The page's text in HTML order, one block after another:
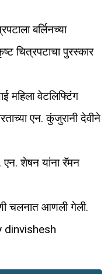
बर्लिनच्या
चित्रपटाचा पुरस्कार
महिला वेटलिफ्टिंग
एन. कुंजुरानी देवीने
शेषन यांना रॅमन
चलनात आणली गेली.
dinvishesh